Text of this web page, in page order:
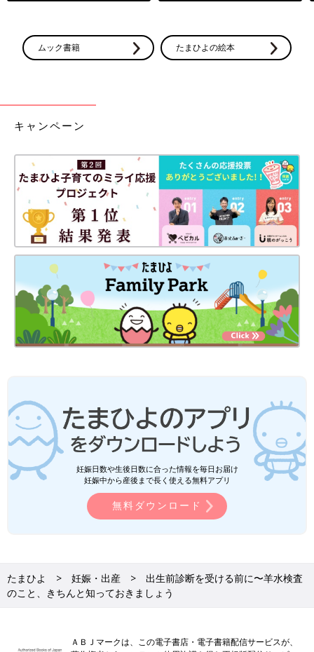
ムック書籍 たまひよの絵本
キャンペーン
妊娠日数や生後日数に合った情報を毎日お届け
妊娠中から産後まで長く使える無料アプリ
無料ダウンロード
たまひよ 妊娠・出産
出生前診断を受ける前に〜羊水検査
のこと、きちんと知っておきましょう
ＡＢＪマークは、この電子書店・電子書籍配信サービスが、